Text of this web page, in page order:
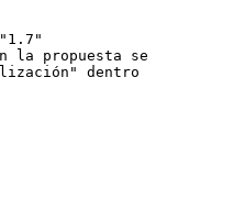
la propuesta se
dentro